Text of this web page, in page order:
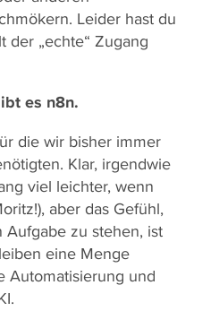
Leider hast du
der „echte“ Zugang
es n8n.
die wir bisher immer
Klar, irgendwie
viel leichter, wenn
aber das Gefühl,
zu stehen, ist
eine Menge
Automatisierung und